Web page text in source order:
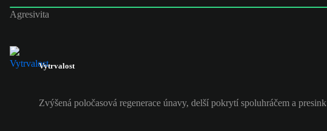
Agresivita
Vytrvalost
Zvýšená poločasová regenerace únavy, delší pokrytí spoluhráčem a presink